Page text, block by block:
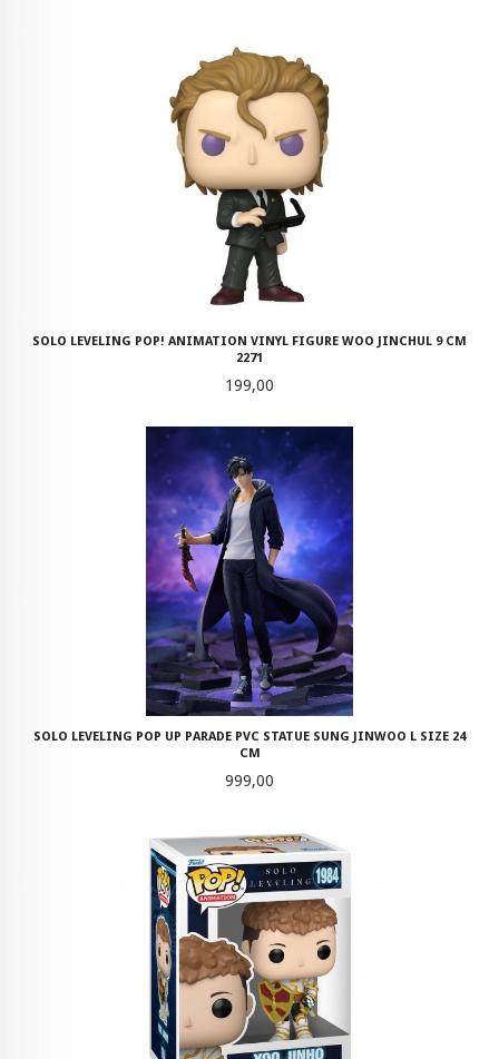
SOLO LEVELING POP! ANIMATION VINYL FIGURE WOO JINCHUL 9 CM
2271
Pris
199,00
SOLO LEVELING POP UP PARADE PVC STATUE SUNG JINWOO L SIZE 24
CM
Pris
999,00